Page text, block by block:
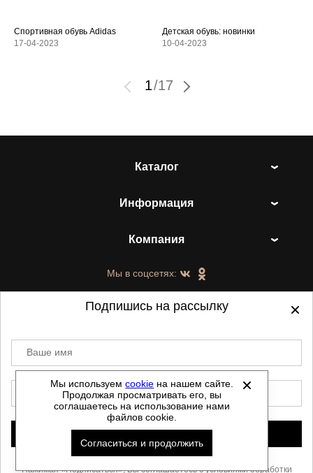
Спортивная обувь Adidas
17-04-2023
Детская обувь: новинки
10-04-2023
1/17
Каталог
Информация
Компания
Мы в соцсетях:
©2021-2026 - ShoesTown.ru - все права
защищены.
Данный сайт не является интернет магазином и
не является публичной офертой.
Политика обработки персональных данных
Автоматизировано -
Скачать прайс
Мы используемcookie на нашем сайте.
Продолжая просматривать его, вы
соглашаетесь на использование нами
файлов cookie.
Согласиться и продолжить
Подпишись на рассылку
Ваше имя
Нажимая «Подписаться», Вы соглашаетесь с условиямиобработки